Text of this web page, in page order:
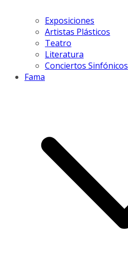
Exposiciones
Artistas Plásticos
Teatro
Literatura
Conciertos Sinfónicos
Fama